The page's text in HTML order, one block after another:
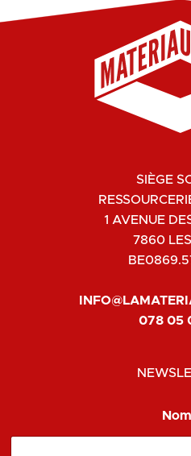
SIÈGE
1 AVENUE
7860
078 05
*
E
Nom